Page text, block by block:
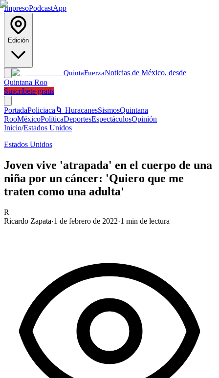
ImpresoPodcastApp
Edición
QuintaFuerzaNoticias de México, desde
Quintana Roo
Suscríbete gratis
PortadaPoliciaca 🌀 HuracanesSismosQuintana
RooMéxicoPolíticaDeportesEspectáculosOpinión
Inicio/Estados Unidos
Estados Unidos
Joven vive 'atrapada' en el cuerpo de una
niña por un cáncer: 'Quiero que me
traten como una adulta'
R
Ricardo Zapata·1 de febrero de 2022·1 min de lectura